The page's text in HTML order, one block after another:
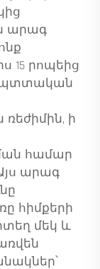
արագ
15 րոպեից
պտտական
ի
համար
արագ
հիմքերի
մեկ և